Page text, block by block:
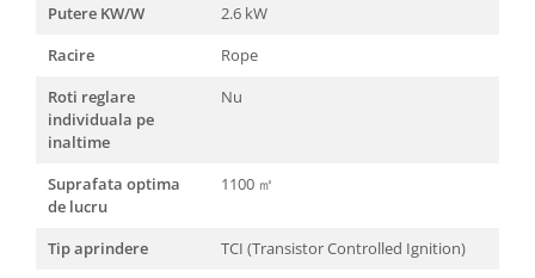
Putere KW/W
2.6 kW
Racire
Rope
Roti reglare
individuala pe
inaltime
Nu
Suprafata optima
de lucru
1100 ㎡
Tip aprindere
TCI (Transistor Controlled Ignition)